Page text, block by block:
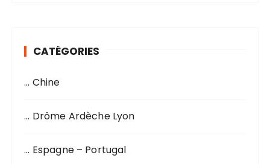
CATÉGORIES
… Chine
… Drôme Ardèche Lyon
… Espagne – Portugal